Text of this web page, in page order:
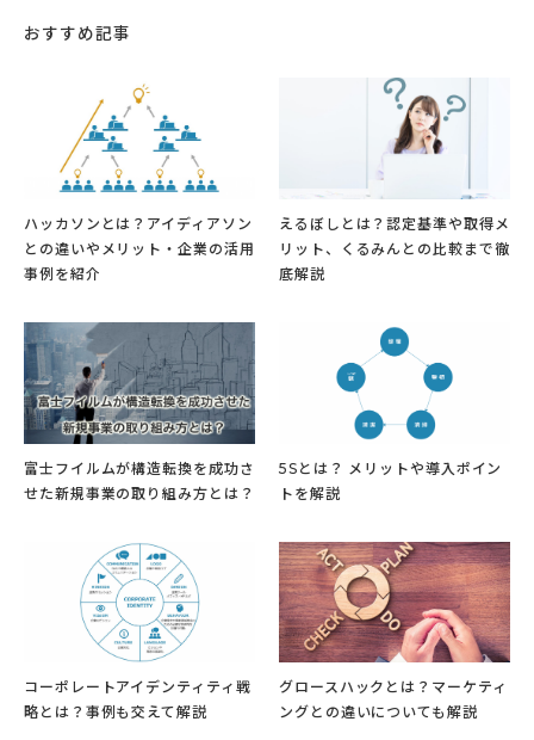
おすすめ記事
ハッカソンとは？アイディアソン
との違いやメリット・企業の活用
事例を紹介
えるぼしとは？認定基準や取得メ
リット、くるみんとの比較まで徹
底解説
富士フイルムが構造転換を成功さ
せた新規事業の取り組み方とは？
5Sとは？ メリットや導入ポイン
トを解説
コーポレートアイデンティティ戦
略とは？事例も交えて解説
グロースハックとは？マーケティ
ングとの違いについても解説